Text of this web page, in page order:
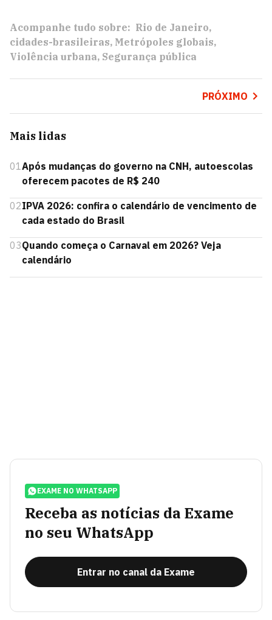
Acompanhe tudo sobre: Rio de Janeiro
cidades-brasileiras Metrópoles globais
Violência urbana Segurança pública
PRÓXIMO
Mais lidas
01Após mudanças do governo na CNH, autoescolas
oferecem pacotes de R$ 240
02IPVA 2026: confira o calendário de vencimento de
cada estado do Brasil
03Quando começa o Carnaval em 2026? Veja
calendário
EXAME NO WHATSAPP
Receba as notícias da Exame
no seu WhatsApp
Entrar no canal da Exame